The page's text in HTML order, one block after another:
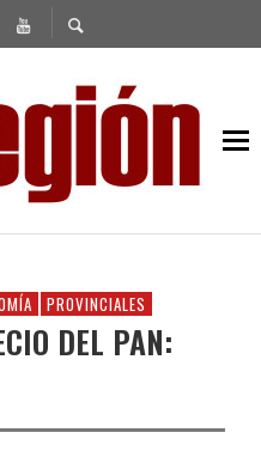
PROVINCIALES
DEL PAN: